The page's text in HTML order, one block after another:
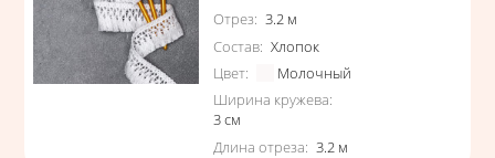
Характеристики
Отрез: 3.2 м
Состав: Хлопок
Цвет:
Молочный
Ширина кружева:
3см
Длина отреза: 3.2 м